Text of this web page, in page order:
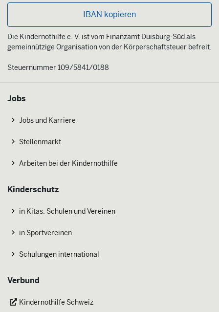
IBAN kopieren
Die Kindernothilfe e. V. ist vom Finanzamt Duisburg-Süd als
gemeinnützige Organisation von der Körperschaftsteuer befreit.
Steuernummer 109/5841/0188
Jobs
Jobs und Karriere
Stellenmarkt
Arbeiten bei der Kindernothilfe
Kinderschutz
in Kitas, Schulen und Vereinen
in Sportvereinen
Schulungen international
Verbund
Kindernothilfe Schweiz